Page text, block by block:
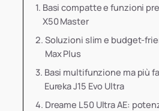
Basi compatte e funzioni
X50 Master
Soluzioni slim e budget-
Max Plus
Basi multifunzione ma più
Eureka J15 Evo Ultra
Dreame L50 Ultra AE: